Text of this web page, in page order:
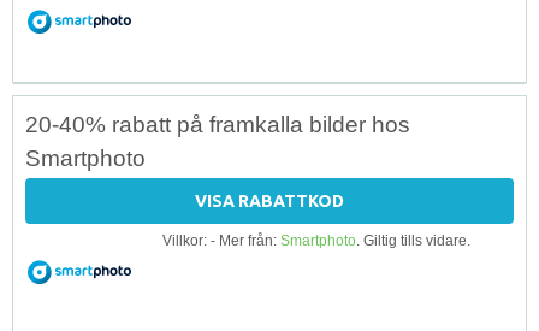
20-40% rabatt på framkalla bilder hos
Smartphoto
VISA RABATTKOD
Villkor: - Mer från: Smartphoto. Giltig tills vidare.